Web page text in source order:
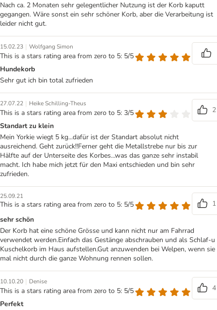
Nach ca. 2 Monaten sehr gelegentlicher Nutzung ist der Korb kaputt
gegangen. Wäre sonst ein sehr schöner Korb, aber die Verarbeitung ist
leider nicht gut.
15.02.23 | Wolfgang Simon
This is a stars rating area from zero to 5: 5/5
Hundekorb
Sehr gut ich bin total zufrieden
27.07.22 | Heike Schilling-Theus
This is a stars rating area from zero to 5: 3/5
2
Standart zu klein
Mein Yorkie wiegt 5 kg...dafür ist der Standart absolut nicht
ausreichend. Geht zurück!!Ferner geht die Metallstrebe nur bis zur
Hälfte auf der Unterseite des Korbes...was das ganze sehr instabil
macht. Ich habe mich jetzt für den Maxi entschieden und bin sehr
zufrieden.
25.09.21
This is a stars rating area from zero to 5: 5/5
1
sehr schön
Der Korb hat eine schöne Grösse und kann nicht nur am Fahrrad
verwendet werden.Einfach das Gestänge abschrauben und als Schlaf-u
Kuschelkorb im Haus aufstellen.Gut anzuwenden bei Welpen, wenn sie
mal nicht durch die ganze Wohnung rennen sollen.
10.10.20 | Denise
This is a stars rating area from zero to 5: 5/5
4
Perfekt